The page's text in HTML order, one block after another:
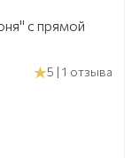
с прямой
5 | 1 отзыва